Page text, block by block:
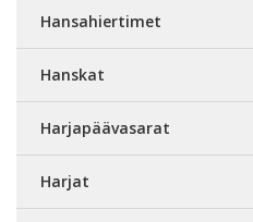
Hansahiertimet
Hanskat
Harjapäävasarat
Harjat